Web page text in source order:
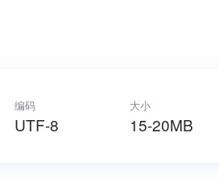
编码
UTF-8
大小
15-20MB